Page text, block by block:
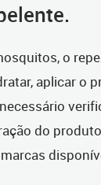
o
aplicar o
do